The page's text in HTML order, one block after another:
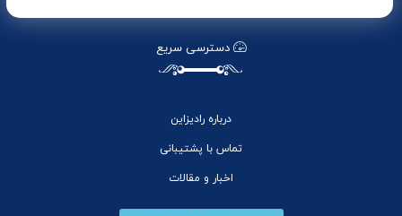
دسترسی سریع
درباره رادیزاین
تماس با پشتیبانی
اخبار و مقالات